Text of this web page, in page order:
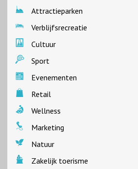
Attractieparken
Verblijfsrecreatie
Cultuur
Sport
Evenementen
Retail
Wellness
Marketing
Natuur
Zakelijk toerisme